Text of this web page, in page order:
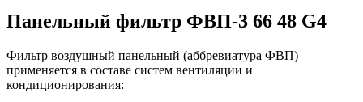
Панельный фильтр ФВП-3 66 48 G4
Фильтр воздушный панельный (аббревиатура ФВП)
применяется в составе систем вентиляции и
кондиционирования: